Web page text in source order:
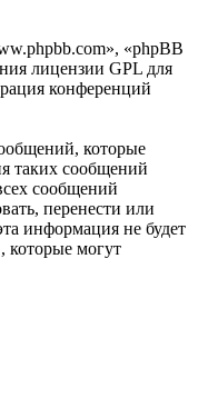
«phpBB
лицензии GPL для
конференций
которые
таких сообщений
сообщений
перенести или
информация не будет
которые могут